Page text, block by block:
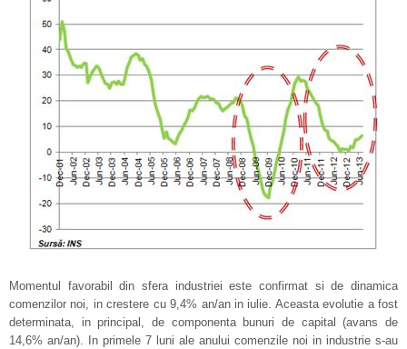
Momentul favorabil din sfera industriei este confirmat si de dinamica
comenzilor noi, in crestere cu 9,4% an/an in iulie. Aceasta evolutie a fost
determinata, in principal, de componenta bunuri de capital (avans de
14,6% an/an). In primele 7 luni ale anului comenzile noi in industrie s-au